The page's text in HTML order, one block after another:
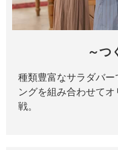
～つ
種類豊富なサラダバ
ングを組み合わせて
戦。